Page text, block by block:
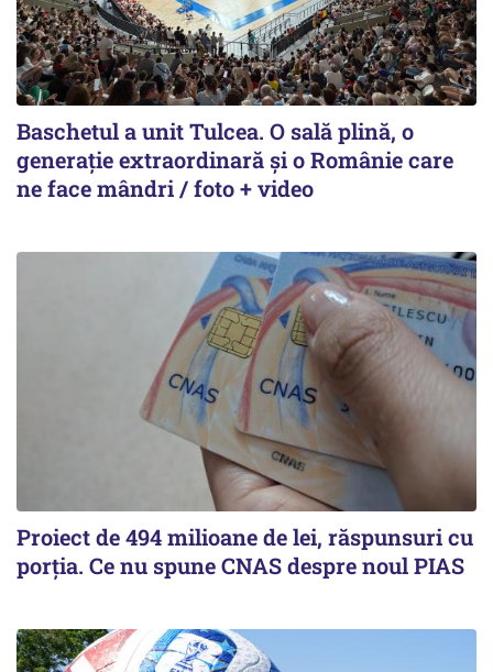
Baschetul a unit Tulcea. O sală plină, o
generație extraordinară și o Românie care
ne face mândri / foto + video
Proiect de 494 milioane de lei, răspunsuri cu
porția. Ce nu spune CNAS despre noul PIAS